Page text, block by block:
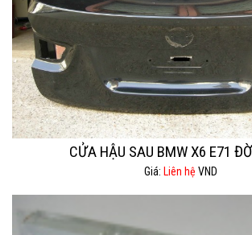
CỬA HẬU SAU BMW X6 E71
Giá: Liên hệ VND